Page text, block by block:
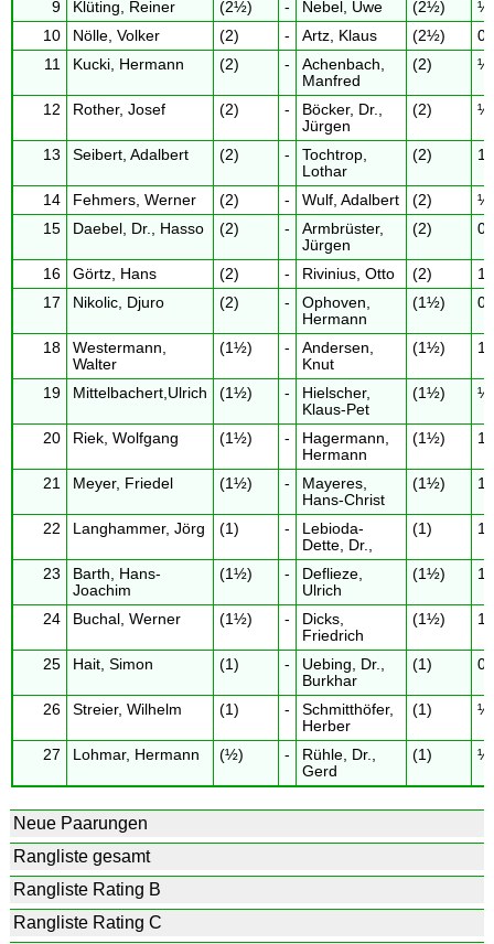
9 Klüting, Reiner (2½) - Nebel, Uwe (2½)
½
10
Nölle, Volker (2) - Artz, Klaus (2½)
0
11
Kucki, Hermann (2) -
Achenbach,
Manfred
(2) ½
12 Rother, Josef (2) -
Böcker, Dr.,
Jürgen
(2) ½
13 Seibert, Adalbert (2) -
Tochtrop,
Lothar
(2) 1
14 Fehmers, Werner (2) - Wulf, Adalbert (2)
½
15
Daebel, Dr., Hasso (2) -
Armbrüster,
Jürgen
(2) 0
16 Görtz, Hans (2) - Rivinius, Otto (2)
1
17
Nikolic, Djuro (2) -
Ophoven,
Hermann
(1½) 0
18
Westermann,
Walter
(1½) -
Andersen,
Knut
(1½) 1
19 Mittelbachert,Ulrich (1½) -
Hielscher,
Klaus-Pet
(1½) ½
20 Riek, Wolfgang (1½) -
Hagermann,
Hermann
(1½) 1
21 Meyer, Friedel (1½) -
Mayeres,
Hans-Christ
(1½) 1
22 Langhammer, Jörg (1) -
Lebioda-
Dette, Dr.,
(1) 1
23
Barth, Hans-
Joachim
(1½) -
Deflieze,
Ulrich
(1½) 1
24 Buchal, Werner (1½) -
Dicks,
Friedrich
(1½) 1
25 Hait, Simon (1) -
Uebing, Dr.,
Burkhar
(1) 0
26 Streier, Wilhelm (1) -
Schmitthöfer,
Herber
(1) ½
27 Lohmar, Hermann (½) -
Rühle, Dr.,
Gerd
(1) ½
Neue Paarungen
Rangliste gesamt
Rangliste Rating B
Rangliste Rating C